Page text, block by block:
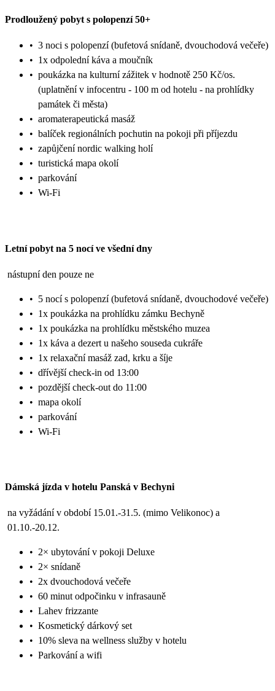
Prodloužený pobyt s polopenzí 50+
• 3 noci s polopenzí (bufetová snídaně, dvouchodová večeře)
• 1x odpolední káva a moučník
• poukázka na kulturní zážitek v hodnotě 250 Kč/os.
(uplatnění v infocentru - 100 m od hotelu - na prohlídky
památek či města)
• aromaterapeutická masáž
• balíček regionálních pochutin na pokoji při příjezdu
• zapůjčení nordic walking holí
• turistická mapa okolí
• parkování
• Wi-Fi
Letní pobyt na 5 nocí ve všední dny
nástupní den pouze ne
• 5 nocí s polopenzí (bufetová snídaně, dvouchodové večeře)
• 1x poukázka na prohlídku zámku Bechyně
• 1x poukázka na prohlídku městského muzea
• 1x káva a dezert u našeho souseda cukráře
• 1x relaxační masáž zad, krku a šíje
• dřívější check-in od 13:00
• pozdější check-out do 11:00
• mapa okolí
• parkování
• Wi-Fi
Dámská jízda v hotelu Panská v Bechyni
na vyžádání v období 15.01.-31.5. (mimo Velikonoc) a
01.10.-20.12.
• 2× ubytování v pokoji Deluxe
• 2× snídaně
• 2x dvouchodová večeře
• 60 minut odpočinku v infrasauně
• Lahev frizzante
• Kosmetický dárkový set
• 10% sleva na wellness služby v hotelu
• Parkování a wifi